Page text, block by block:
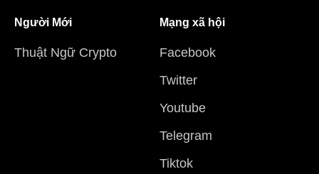
Người Mới
Thuật Ngữ Crypto
Mạng xã hội
Facebook
Twitter
Youtube
Telegram
Tiktok